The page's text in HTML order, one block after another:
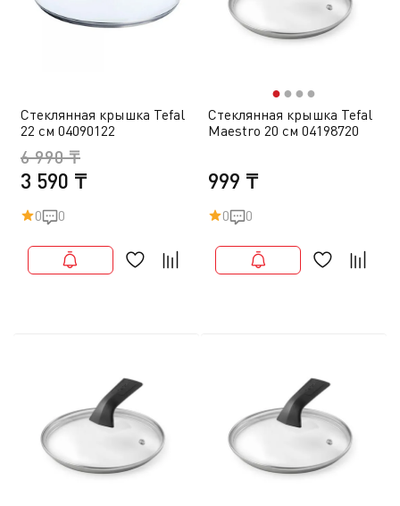
Стеклянная крышка Tefal
22 см 04090122
3 590 ₸
6 990 ₸
0 0
●● ● ●
Стеклянная крышка Tefal
Maestro 20 см 04198720
999 ₸
0 0